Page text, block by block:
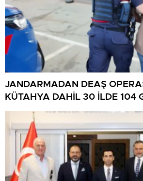
JANDARMADAN DEAŞ
KÜTAHYA DAHİL 30 İLDE 104